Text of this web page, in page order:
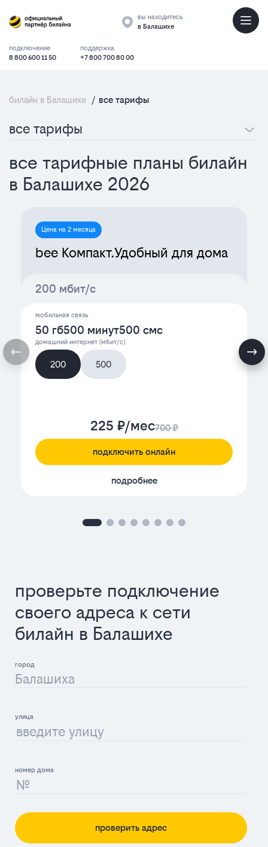
вы находитесь
в Балашихе
подключение
8 800 600 11 50
поддержка
+7 800 700 80 00
билайн в Балашихе / все тарифы
все тарифы
все тарифные планы билайн
в Балашихе 2026планы
билайн
Балашихе
2025
2025
Цена на 2 месяца
bee Компакт.Удобный для дома
200 мбит/с
мобильная связь
50 гб500 минут500 смс
домашний интернет (мбит/с)
200 500
225 ₽/мес700 ₽
подключить онлайн
подробнее
проверьте подключение
своего адреса к сети
билайн в Балашихе
Балашиха
проверить адрес